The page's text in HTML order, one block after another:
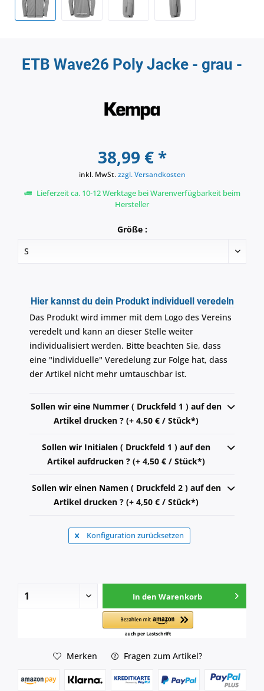
ETB Wave26 Poly Jacke - grau -
38,99 € *
inkl. MwSt.zzgl. Versandkosten
Lieferzeit ca. 10-12 Werktage bei Warenverfügbarkeit beim
Hersteller
Größe :
Hier kannst du dein Produkt individuell veredeln
Das Produkt wird immer mit dem Logo des Vereins
veredelt und kann an dieser Stelle weiter
individualisiert werden. Bitte beachten Sie, dass
eine "individuelle" Veredelung zur Folge hat, dass
der Artikel nicht mehr umtauschbar ist.
Sollen wir eine Nummer ( Druckfeld 1 ) auf den
Artikel drucken ? (+ 4,50 € / Stück*)
Sollen wir Initialen ( Druckfeld 1 ) auf den
Artikel aufdrucken ? (+ 4,50 € / Stück*)
Sollen wir einen Namen ( Druckfeld 2 ) auf den
Artikel drucken ? (+ 4,50 € / Stück*)
Konfiguration zurücksetzen
In den Warenkorb
Merken Fragen zum Artikel?